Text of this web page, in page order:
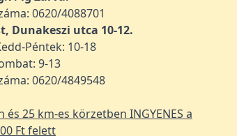
0620/4088701
Dunakeszi utca 10-12.
Péntek: 10-18
9-13
0620/4849548
25 km-es körzetben INGYENES a
Ft felett